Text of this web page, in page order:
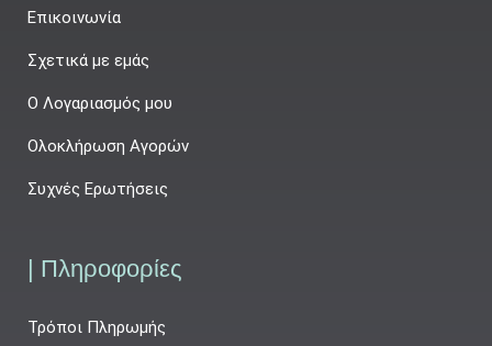
Επικοινωνία
Σχετικά με εμάς
Ο Λογαριασμός μου
Ολοκλήρωση Αγορών
Συχνές Ερωτήσεις
| Πληροφορίες
Τρόποι Πληρωμής